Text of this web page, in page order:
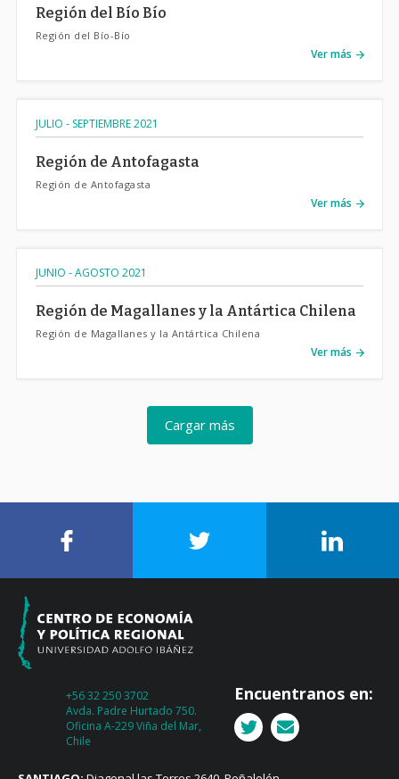
Región del Bío Bío
Región del Bío-Bío
Ver más
JULIO - SEPTIEMBRE 2021
Región de Antofagasta
Región de Antofagasta
Ver más
JUNIO - AGOSTO 2021
Región de Magallanes y la Antártica Chilena
Región de Magallanes y la Antártica Chilena
Ver más
Cargar más
+56 32 250 3702
Avda. Padre Hurtado 750.
Oficina A-229 Viña del Mar,
Chile
Encuentranos en: